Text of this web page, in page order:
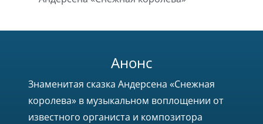
Анонс
Знаменитая сказка Андерсена «Снежная
королева» в музыкальном воплощении от
известного органиста и композитора